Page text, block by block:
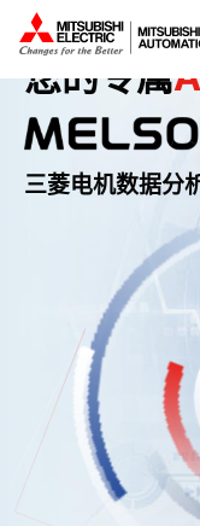
您的专属
三菱电机数据分